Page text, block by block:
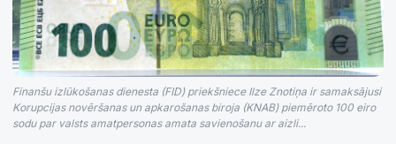
Finanšu izlūkošanas dienesta (FID) priekšniece Ilze Znotiņa ir samaksājusi
Korupcijas novēršanas un apkarošanas biroja (KNAB) piemēroto 100 eiro
sodu par valsts amatpersonas amata savienošanu ar aizli...